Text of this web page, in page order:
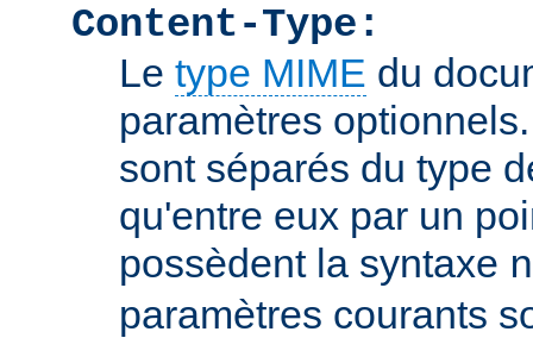
Content-Type:
Le type MIME du
paramètres
sont séparés du type
qu'entre eux par un
possèdent la syntaxe
paramètres courants